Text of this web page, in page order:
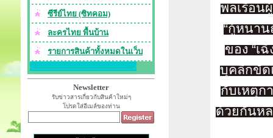
ซีรีย์ไทย (ซิทคอม)
ละครไทย พื้นบ้าน
รายการสินค้าทั้งหมดในเว็บ
Newsletter
รับข่าวสารเกี่ยวกับสินค้าใหม่ๆ
โปรดใส่อีเมล์ของท่าน
พลเรือน
“กู้หนาน
ของ “เ
บุคลิกขัด
กับเหตุก
ด้วยกันห